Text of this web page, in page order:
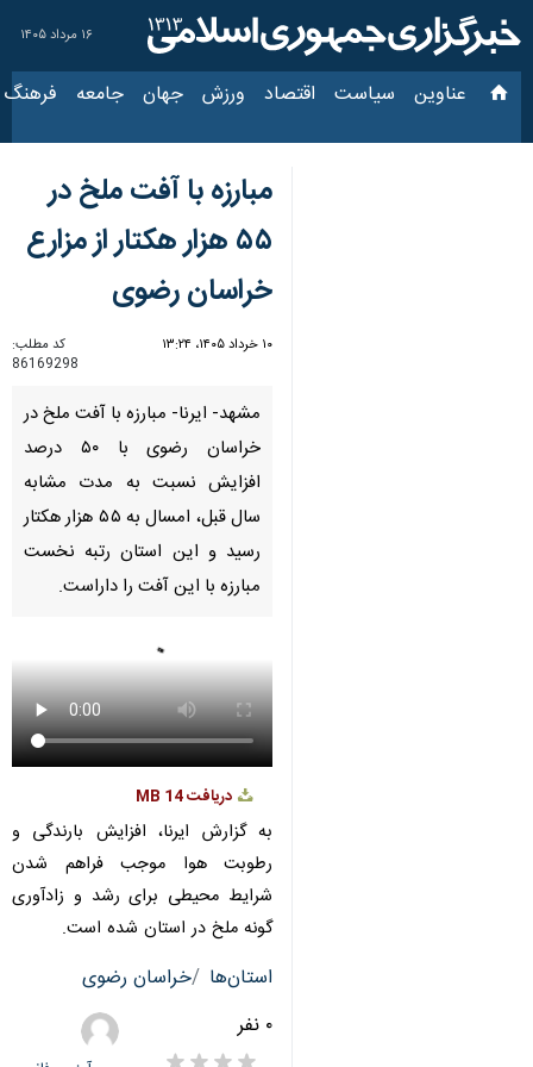
۱۶ مرداد ۱۴۰۵
عناوین‌ سیاست اقتصاد ورزش جهان جامعه فرهنگ
مبارزه با آفت ملخ در
۵۵ هزار هکتار از مزارع
خراسان رضوی
۱۰ خرداد ۱۴۰۵، ۱۳:۲۴
کد مطلب:
86169298
PausePlay
00:00